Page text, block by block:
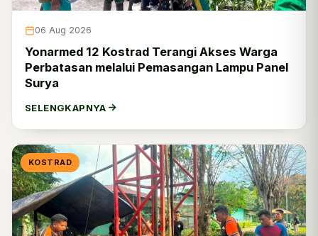
06 Aug 2026
Yonarmed 12 Kostrad Terangi Akses Warga
Perbatasan melalui Pemasangan Lampu Panel
Surya
SELENGKAPNYA
KOSTRAD